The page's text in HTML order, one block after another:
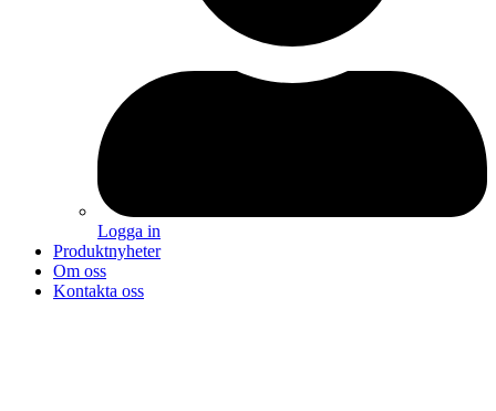
Logga in
Produktnyheter
Om oss
Kontakta oss